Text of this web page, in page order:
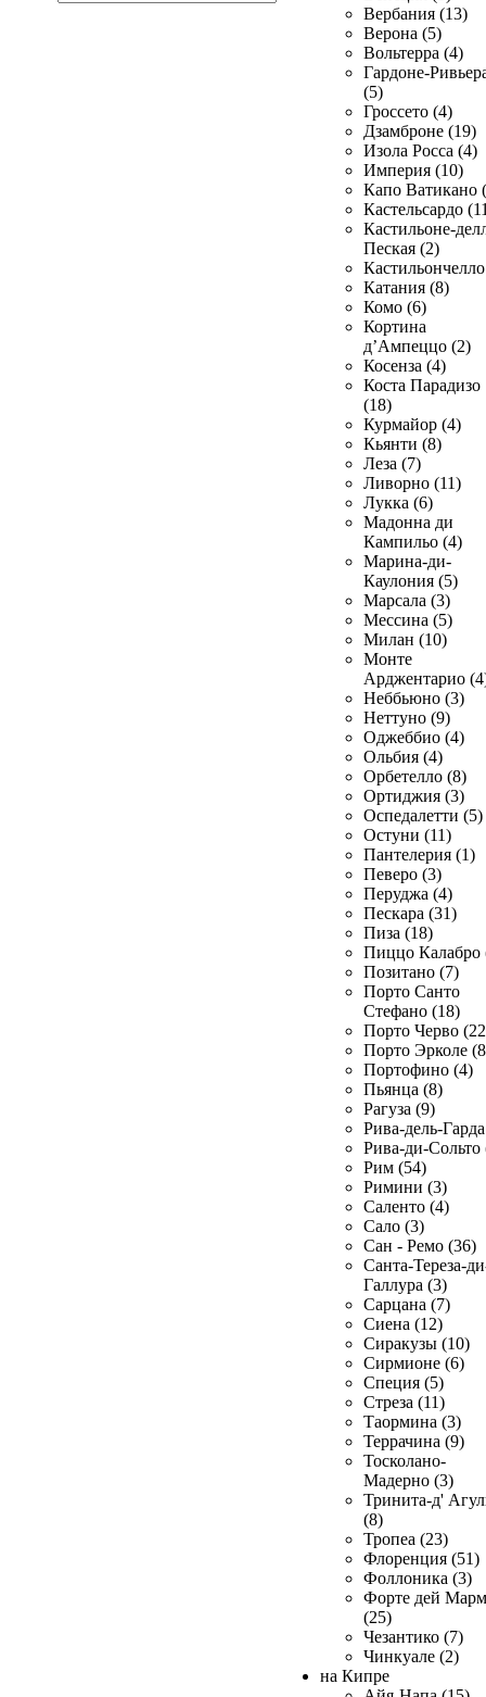
Вербания (13)
Верона (5)
Вольтерра (4)
Гардоне-
(5)
Гроссето (4)
Дзамброне (19)
Изола Росса (4)
Империя (10)
Капо Ватикано
Кастельсардо
Кастильоне-
Пеская (2)
Катания (8)
Комо (6)
Кортина
д’Ампеццо (2)
Косенза (4)
Коста Парадизо
(18)
Курмайор (4)
Кьянти (8)
Леза (7)
Ливорно (11)
Лукка (6)
Мадонна ди
Кампильо (4)
Марина-ди-
Каулония (5)
Марсала (3)
Мессина (5)
Милан (10)
Монте
Арджентарио
Неббьюно (3)
Неттуно (9)
Оджеббио (4)
Ольбия (4)
Орбетелло (8)
Ортиджия (3)
Оспедалетти (5)
Остуни (11)
Пантелерия (1)
Певеро (3)
Перуджа (4)
Пескара (31)
Пиза (18)
Пиццо Калабро
Позитано (7)
Порто Санто
Стефано (18)
Порто Черво
Порто Эрколе
Портофино (4)
Пьянца (8)
Рагуза (9)
Рива-дель-
Рива-ди-Сольто
Рим (54)
Римини (3)
Саленто (4)
Сало (3)
Сан - Ремо (36)
Санта-Тереза-
Галлура (3)
Сарцана (7)
Сиена (12)
Сиракузы (10)
Сирмионе (6)
Специя (5)
Стреза (11)
Таормина (3)
Террачина (9)
Тосколано-
Мадерно (3)
Тринита-д'
(8)
Тропеа (23)
Флоренция (51)
Фоллоника (3)
Форте дей
(25)
Чезантико (7)
Чинкуале (2)
на Кипре